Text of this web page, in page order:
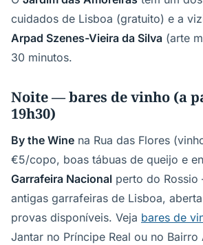
cuidados de Lisboa (gratuito) e a
Arpad Szenes-Vieira da Silva (arte
30 minutos.
Noite — bares de vinho (a
19h30)
By the Wine na Rua das Flores
€5/copo, boas tábuas de queijo e
Garrafeira Nacional perto do
antigas garrafeiras de Lisboa,
provas disponíveis. Veja bares de
Jantar no Príncipe Real ou no Bairro